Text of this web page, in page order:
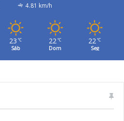
4.81 km/h
23 ℃
Sáb
22℃
Dom
22℃
Seg